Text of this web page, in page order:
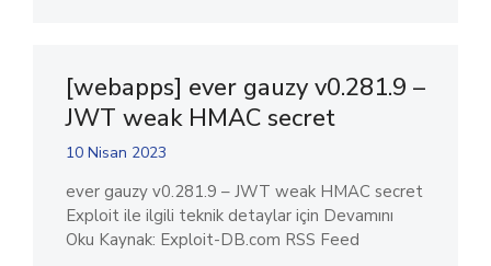
[webapps] ever gauzy v0.281.9 –
JWT weak HMAC secret
10 Nisan 2023
ever gauzy v0.281.9 – JWT weak HMAC secret
Exploit ile ilgili teknik detaylar için Devamını
Oku Kaynak: Exploit-DB.com RSS Feed